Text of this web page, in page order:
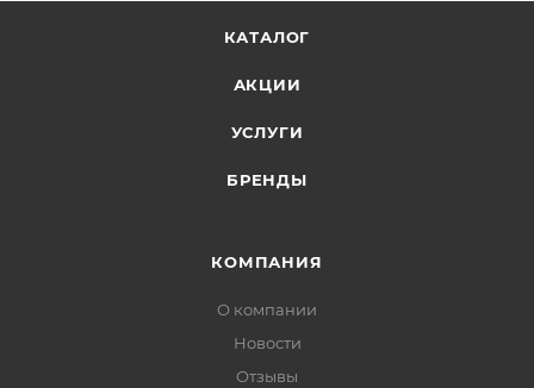
КАТАЛОГ
АКЦИИ
УСЛУГИ
БРЕНДЫ
КОМПАНИЯ
О компании
Новости
Отзывы